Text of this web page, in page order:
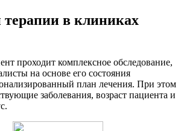
терапии в клиниках
проходит комплексное обследование,
на основе его состояния
план лечения. При этом
заболевания, возраст пациента и